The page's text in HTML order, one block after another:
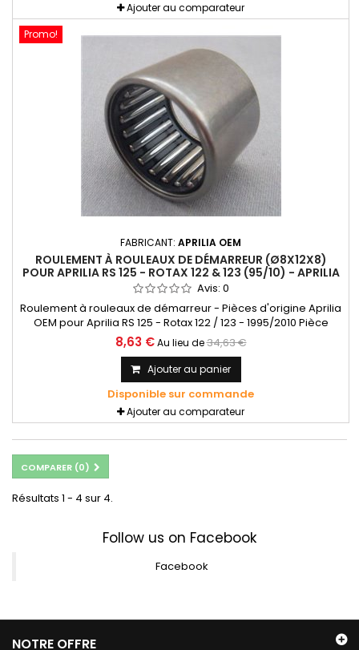
Ajouter au comparateur
Promo!
FABRICANT: APRILIA OEM
ROULEMENT À ROULEAUX DE DÉMARREUR (Ø8X12X8)
POUR APRILIA RS 125 - ROTAX 122 & 123 (95/10) - APRILIA
OEM Avis: 0
Roulement à rouleaux de démarreur - Pièces d'origine Aprilia
OEM pour Aprilia RS 125 - Rotax 122 / 123 - 1995/2010 Pièce
d'origine véritable - Aprilia OEM
8,63 € Au lieu de34,63 €
Ajouter au panier
Disponible sur commande
Ajouter au comparateur
COMPARER (0)
Résultats 1 - 4 sur 4.
Follow us on Facebook
Facebook
NOTRE OFFRE